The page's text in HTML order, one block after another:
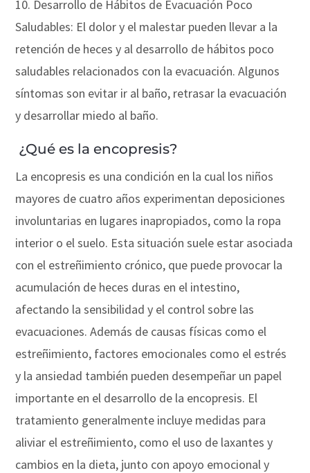
10. Desarrollo de Hábitos de Evacuación Poco
Saludables: El dolor y el malestar pueden llevar a la
retención de heces y al desarrollo de hábitos poco
saludables relacionados con la evacuación. Algunos
síntomas son evitar ir al baño, retrasar la evacuación
y desarrollar miedo al baño.
¿Qué es la encopresis?
La encopresis es una condición en la cual los niños
mayores de cuatro años experimentan deposiciones
involuntarias en lugares inapropiados, como la ropa
interior o el suelo. Esta situación suele estar asociada
con el estreñimiento crónico, que puede provocar la
acumulación de heces duras en el intestino,
afectando la sensibilidad y el control sobre las
evacuaciones. Además de causas físicas como el
estreñimiento, factores emocionales como el estrés
y la ansiedad también pueden desempeñar un papel
importante en el desarrollo de la encopresis. El
tratamiento generalmente incluye medidas para
aliviar el estreñimiento, como el uso de laxantes y
cambios en la dieta, junto con apoyo emocional y